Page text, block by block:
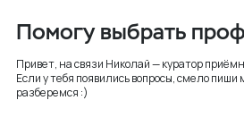
Помогу выбрать
Привет, на связи Николай — куратор
Если у тебя появились вопросы, смело
разберемся :)